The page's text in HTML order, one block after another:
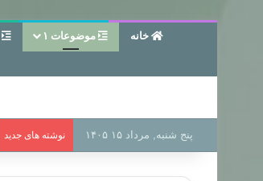
خانه موضوعات ۱
پنج شنبه, مرداد ۱۵ ۱۴۰۵ نوشته های جدید